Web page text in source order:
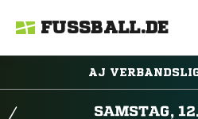
FUSSBALL.DE
AJ
